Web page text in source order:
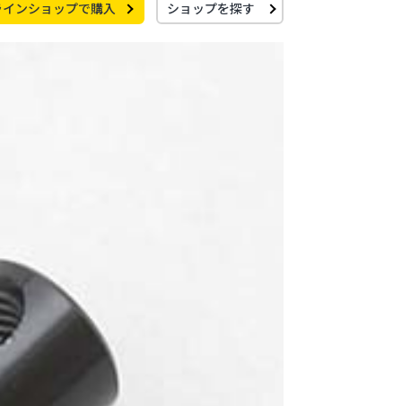
ンショップで購入 ショップを探す